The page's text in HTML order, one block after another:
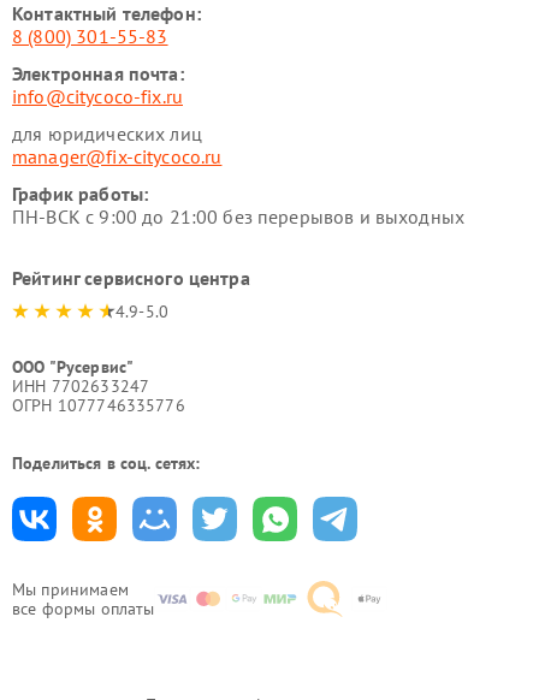
Мы принимаем
все формы оплаты
Контактный телефон:
8 (800) 301-55-83
Электронная почта:
info@citycoco-fix.ru
для юридических лиц
manager@fix-citycoco.ru
График работы:
ПН-ВСК с 9:00 до 21:00 без перерывов и выходных
Рейтинг сервисного центра
4.9-5.0
ООО "Русервис"
ИНН 7702633247
ОГРН 1077746335776
Поделиться в соц. сетях: